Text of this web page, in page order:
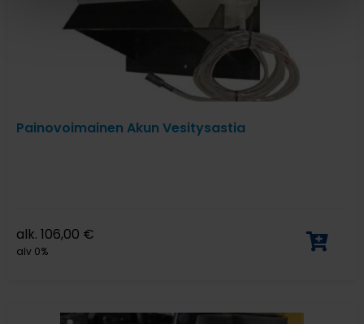
Painovoimainen Akun Vesitysastia
alk. 106,00 €
alv 0%